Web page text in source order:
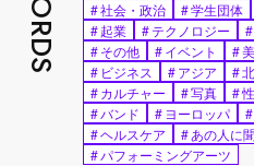
#社会・政治 #学生団体
#起業 #テクノロジー #
#その他 #イベント #
# ビジネス #アジア #
#カルチャー #写真 #
#バンド #ヨーロッパ #
#ヘルスケア #あの人に
#パフォーミングアーツ